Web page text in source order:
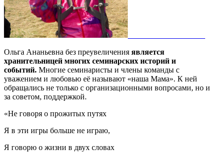
Ольга Ананьевна без преувеличения является
хранительницей многих семинарских историй и
событий. Многие семинаристы и члены команды с
уважением и любовью её называют «наша Мама». К ней
обращались не только с организационными вопросами, но и
за советом, поддержкой.
«Не говоря о прожитых путях
Я в эти игры больше не играю,
Я говорю о жизни в двух словах